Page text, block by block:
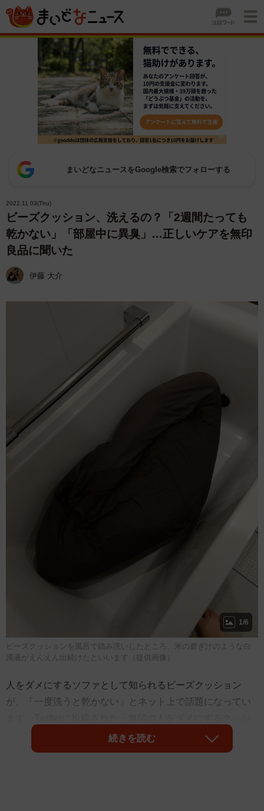
まいどなニュースをGoogle検索でフォローする
2022.11.03(Thu)
ビーズクッション、洗えるの？「2週間たっても
乾かない」「部屋中に異臭」…正しいケアを無印
良品に聞いた
伊藤 大介
1/6
ビーズクッションを風呂で踏み洗いしたところ、米の磨ぎ汁のような白
濁液がえんえん出続けたといいます（提供画像）
人をダメにするソファとして知られるビーズクッション
が、「一度洗うと乾かない」とネット上で話題になってい
ョン、丸洗いしたら2週間乾かへん」というメッセージに対
し、「ビーズを混ぜても混ぜても乾かない」「同じく2週間
続きを読む